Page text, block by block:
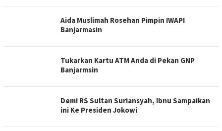
Aida Muslimah Rosehan Pimpin IWAPI
Banjarmasin
Tukarkan Kartu ATM Anda di Pekan GNP
Banjarmsin
Demi RS Sultan Suriansyah, Ibnu Sampaikan
ini Ke Presiden Jokowi